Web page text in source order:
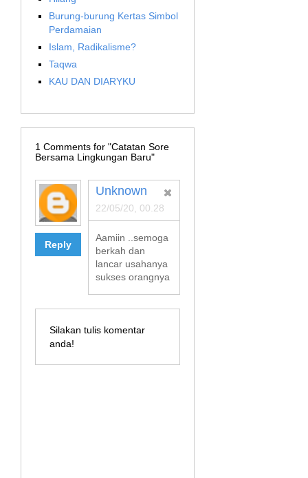
Burung-burung Kertas Simbol
Perdamaian
Islam, Radikalisme?
Taqwa
KAU DAN DIARYKU
1 Comments for "Catatan Sore
Bersama Lingkungan Baru"
Reply
Unknown
22/05/20, 00.28
Aamiin ..semoga
berkah dan
lancar usahanya
sukses orangnya
Silakan tulis komentar
anda!